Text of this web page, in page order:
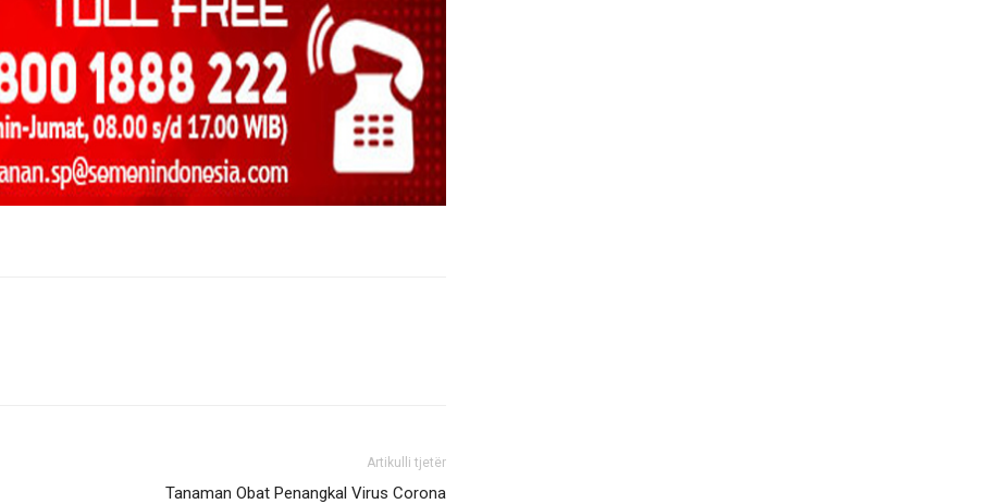
Artikulli tjetër
Tanaman Obat Penangkal Virus Corona